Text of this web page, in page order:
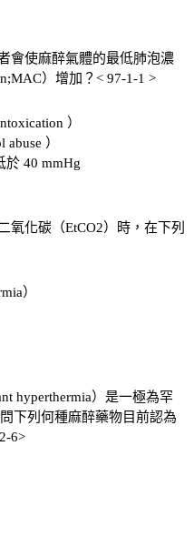
會使麻醉氣體的最低肺泡濃
）增加？< 97-1-1 >
）
）
於 40 mmHg
氧化碳（EtCO2）時，在下列
）
hyperthermia）是一極為罕
下列何種麻醉藥物目前認為
6>